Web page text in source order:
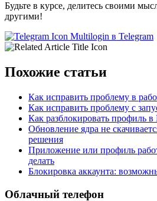
Будьте в курсе, делитесь своими
другими!
Multilogin в Telegram
Похожие статьи
Как исправить проблему в
Как исправить проблему с
Как разблокировать профиль
Обновление ядра не
решения
Приложение или профиль
делать
Блокировка аккаунта:
Облачный телефон